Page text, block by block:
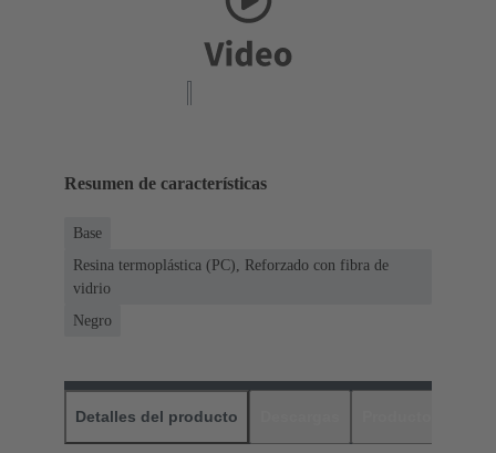
Resumen de características
Base
Resina termoplástica (PC), Reforzado con fibra de
vidrio
Negro
Detalles del producto